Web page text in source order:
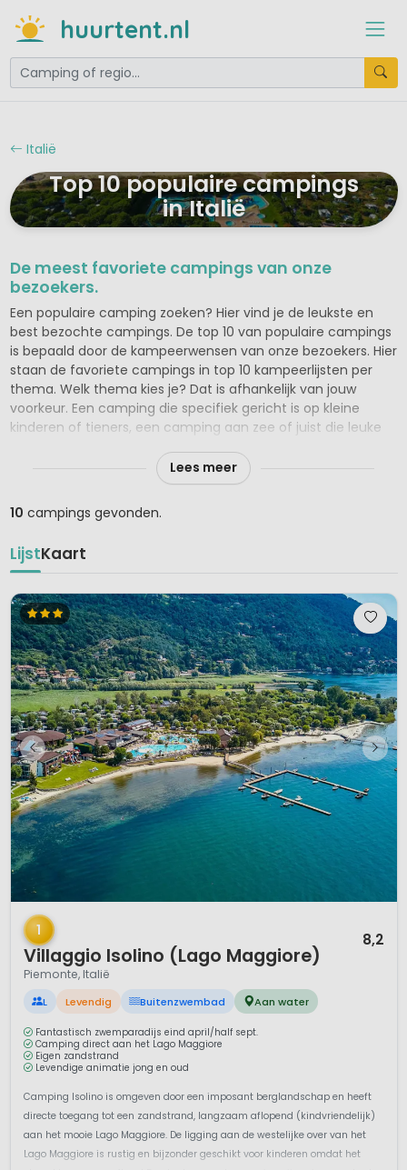
huurtent.nl
Italië
Top 10 populaire campings
in Italië
De meest favoriete campings van onze
bezoekers.
Een populaire camping zoeken? Hier vind je de leukste en
best bezochte campings. De top 10 van populaire campings
is bepaald door de kampeerwensen van onze bezoekers. Hier
staan de favoriete campings in top 10 kampeerlijsten per
thema. Welk thema kies je? Dat is afhankelijk van jouw
voorkeur. Een camping die specifiek gericht is op kleine
kinderen of tieners, een camping aan zee of juist die leuke
Let op! Deze top 10 campings zijn erg populair en vaak al
vroeg in het kampeerseizoen volgeboekt.
Gelukkig is iedere top 10 lijst verlengd en kun je nu vaak ook
de 15 favoriete campings per thema bekijken. Wacht niet te
want de kans is groot dat er geen plaats meer is in het
hoogseizoen!
Lees meer
10 campings gevonden.
LijstKaart
1 / 12
1
Villaggio Isolino (Lago Maggiore)
8,2
Piemonte, Italië
L Levendig Buitenzwembad Aan water
Fantastisch zwemparadijs eind april/half sept.
Camping direct aan het Lago Maggiore
Eigen zandstrand
Levendige animatie jong en oud
Camping Isolino is omgeven door een imposant berglandschap en heeft
directe toegang tot een zandstrand, langzaam aflopend (kindvriendelijk)
aan het mooie Lago Maggiore. De ligging aan de westelijke over van het
Lago Maggiore is rustig en bijzonder geschikt voor kinderen omdat het